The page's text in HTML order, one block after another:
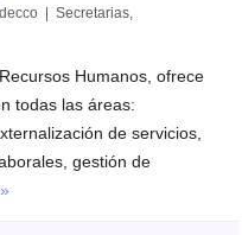
| Secretarias,
Humanos, ofrece
todas las áreas:
de servicios,
gestión de